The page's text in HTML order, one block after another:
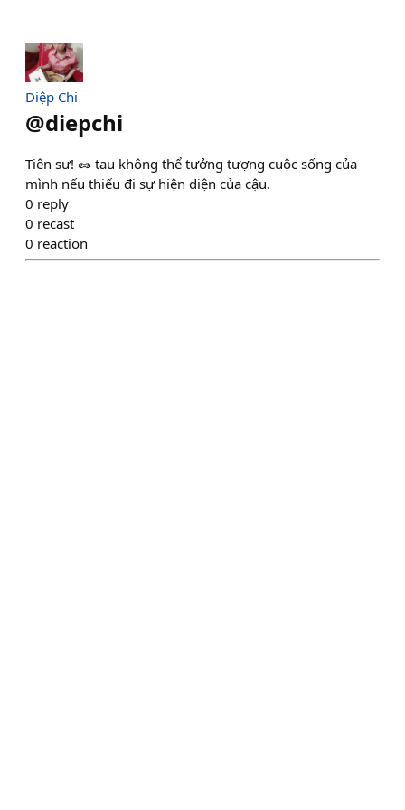
Diệp Chi
@diepchi
Tiên sư! 🥜 tau không thể tưởng tượng cuộc sống của
mình nếu thiếu đi sự hiện diện của cậu.
0 reply
0 recast
0 reaction